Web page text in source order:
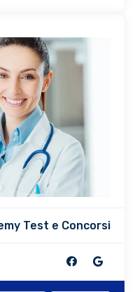
Test e Concorsi